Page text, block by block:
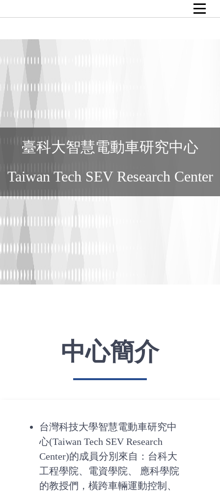
到
容
區
塊
臺科大智慧電動車研究中心
Taiwan Tech SEV Research Center
中心簡介
台灣科技大學智慧電動車研究中
心(Taiwan Tech SEV Research
Center)的成員分別來自：台科大
工程學院、電資學院、 應科學院
的教授們，橫跨車輛運動控制、